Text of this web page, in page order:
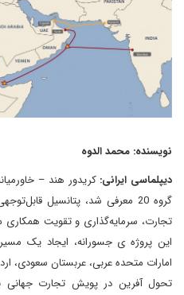
نویسنده: محمد الدوه
دیپلماسی ایرانی:
گروه 20 معرفی شد، پتانسیل
تجارت، سرمایه‌گذاری و تقویت
این پروژه ی جسورانه، ایجاد یک
امارات متحده عربی، عربستان سعودی،
تحول آفرین در پویش تجارت جهانی